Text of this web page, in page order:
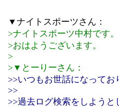
▼ナイトスポーツさん：
>ナイトスポーツ中村です。
>おはようございます。
>
>▼とーりーさん：
>>いつもお世話になってお
>>
>>過去ログ検索をしよう